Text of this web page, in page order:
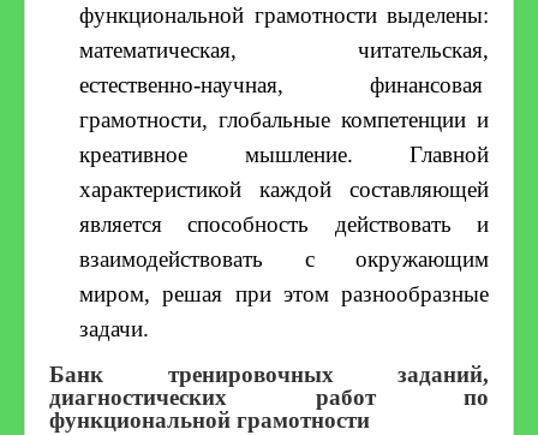
Обучение ОВЗ
Точка роста
Функциональная грамотность
Год педагога и наставника
Дошкольное образование
функциональной грамотности выделены:
математическая, читательская,
естественно-научная, финансовая
грамотности, глобальные компетенции и
креативное мышление. Главной
характеристикой каждой составляющей
является способность действовать и
взаимодействовать с окружающим
миром, решая при этом разнообразные
задачи.
Банк тренировочных заданий,
диагностических работ по
функциональной грамотности